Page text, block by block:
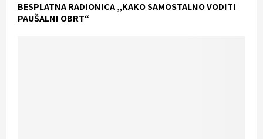
BESPLATNA RADIONICA „KAKO SAMOSTALNO VODITI
PAUŠALNI OBRT“